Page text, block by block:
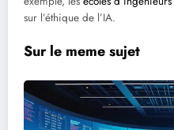
sur l’éthique de l’IA.
Sur le meme sujet